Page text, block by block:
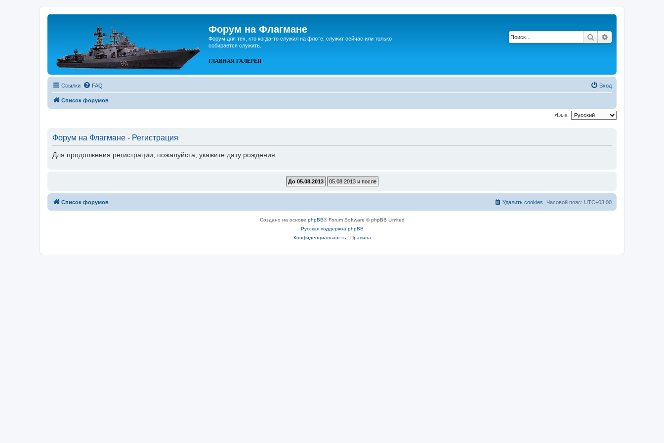
Форум на Флагмане
Форум для тех, кто когда-то служил на флоте, служит сейчас или только
собирается служить.
ГЛАВНАЯ ГАЛЕРЕЯ
Поиск
Ссылки FAQ Вход
Список форумов
Язык:
Форум на Флагмане - Регистрация
Для продолжения регистрации, пожалуйста, укажите дату рождения.
Список форумов Часовой пояс: UTC+03:00
Удалить cookies
Создано на основе phpBB® Forum Software © phpBB Limited
Русская поддержка phpBB
Конфиденциальность| Правила